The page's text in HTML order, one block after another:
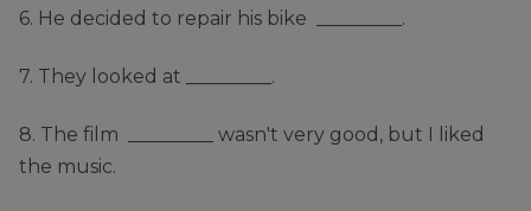
6. He decided to repair his bike _________.
7. They looked at _________.
8. The film _________ wasn't very good, but I liked
the music.